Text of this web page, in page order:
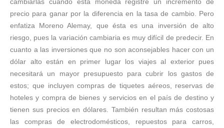
precio para ganar por la diferencia en la tasa de cambio. Pero
enfatiza Moreno Alemay, que ésta es una inversión de alto
riesgo, pues la variación cambiaria es muy difícil de predecir. En
cuanto a las inversiones que no son aconsejables hacer con un
dólar alto están en primer lugar los viajes al exterior pues
necesitará un mayor presupuesto para cubrir los gastos de
estos; que incluyen compras de tiquetes aéreos, reservas de
hoteles y compra de bienes y servicios en el país de destino y
tienen sus precios en dólares. También resultan más costosas
las compras de electrodomésticos, repuestos para carros,